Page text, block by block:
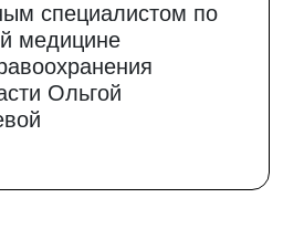
специалистом по
медицине
Ольгой